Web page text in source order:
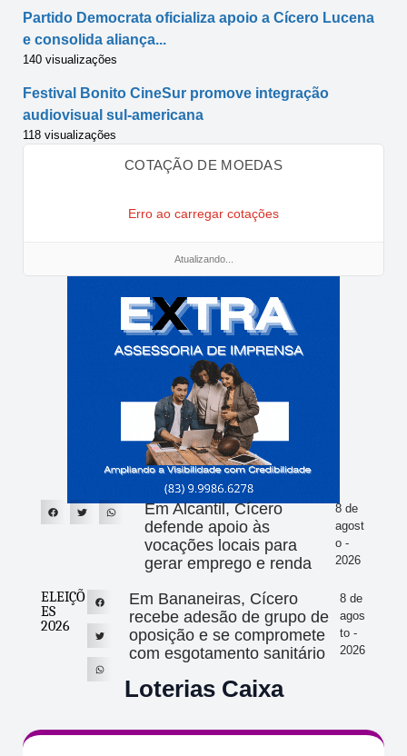
Partido Democrata oficializa apoio a Cícero Lucena
e consolida aliança...
140 visualizações
Festival Bonito CineSur promove integração
audiovisual sul-americana
118 visualizações
COTAÇÃO DE MOEDAS
Erro ao carregar cotações
Atualizando...
Em Alcantil, Cícero
defende apoio às
vocações locais para
gerar emprego e renda
8 de
agost
o -
2026
ELEIÇÕ
ES
2026
Em Bananeiras, Cícero
recebe adesão de grupo de
oposição e se compromete
com esgotamento sanitário
8 de
agos
to -
2026
Loterias Caixa